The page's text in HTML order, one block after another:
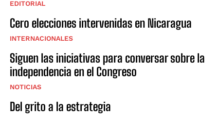
EDITORIAL
Cero elecciones intervenidas en Nicaragua
INTERNACIONALES
Siguen las iniciativas para conversar sobre la
independencia en el Congreso
NOTICIAS
Del grito a la estrategia